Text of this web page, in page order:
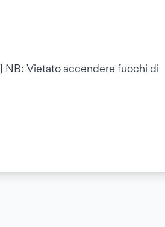
NB: Vietato accendere fuochi di